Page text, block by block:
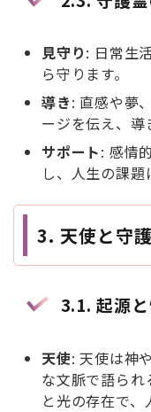
見守り: 日常生
ら守ります。
導き: 直感や夢
ージを伝え、導
サポート: 感情
し、人生の課題
3. 天使と守
3.1.起源
天使: 天使は神
な文脈で語られ
と光の存在で、